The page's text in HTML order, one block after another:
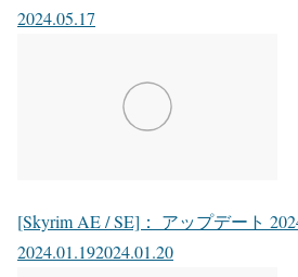
2024.05.17
[Skyrim AE / SE]： アップデート
2024.01.192024.01.20